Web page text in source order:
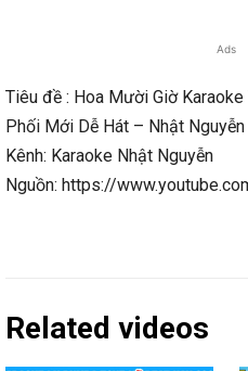
Ads
Tiêu đề : Hoa Mười Giờ
Phối Mới Dễ Hát – Nhật Nguyễn
Kênh: Karaoke Nhật Nguyễn
Nguồn: https://
Related videos